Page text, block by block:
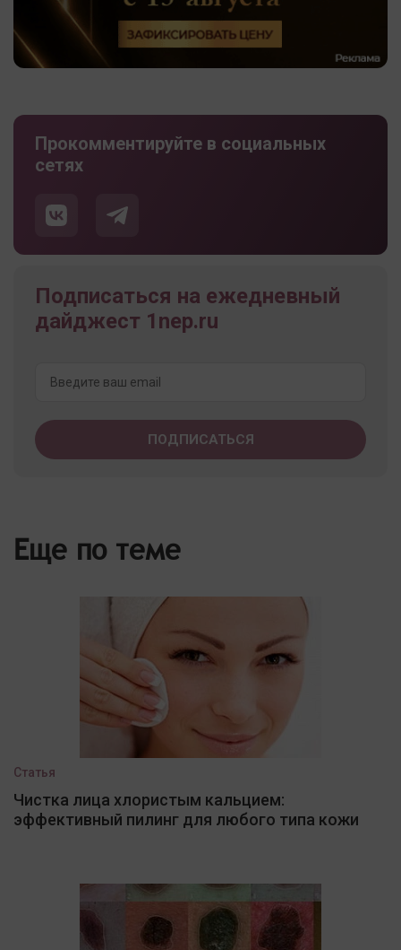
Прокомментируйте в социальных
сетях
Подписаться на ежедневный
дайджест 1nep.ru
Еще по теме
Статья
Чистка лица хлористым кальцием:
эффективный пилинг для любого типа кожи